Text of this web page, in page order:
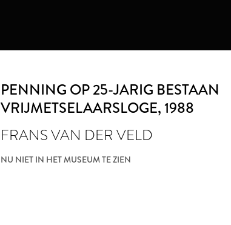
PENNING OP 25-JARIG BESTAAN
VRIJMETSELAARSLOGE, 1988
FRANS VAN DER VELD
NU NIET IN HET MUSEUM TE ZIEN